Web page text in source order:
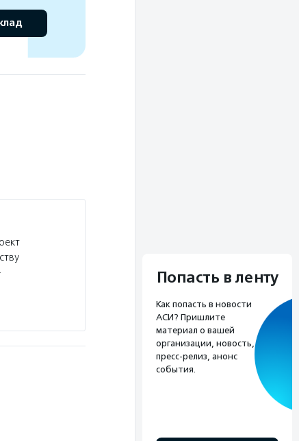
Попасть в ленту
Как попасть в новости
АСИ? Пришлите
материал о вашей
организации, новость,
пресс-релиз, анонс
события.